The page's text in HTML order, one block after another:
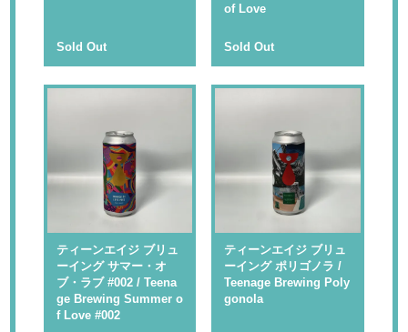
Sold Out
of Love
Sold Out
ティーンエイジ ブリュ
ーイング サマー・オ
ブ・ラブ #002 / Teena
ge Brewing Summer o
f Love #002
ティーンエイジ ブリュ
ーイング ポリゴノラ /
Teenage Brewing Poly
gonola